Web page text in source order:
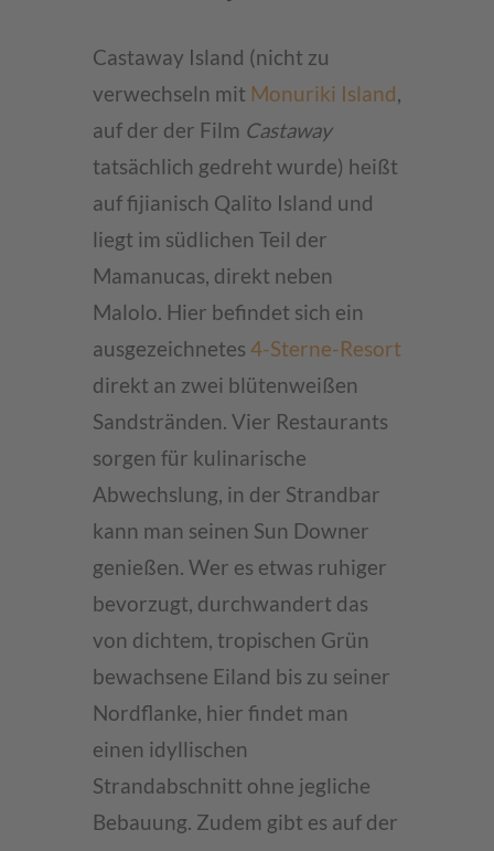
Castaway Island (nicht zu
verwechseln mit Monuriki Island,
auf der der Film Castaway
tatsächlich gedreht wurde) heißt
auf fijianisch Qalito Island und
liegt im südlichen Teil der
Mamanucas, direkt neben
Malolo. Hier befindet sich ein
ausgezeichnetes 4-Sterne-Resort
direkt an zwei blütenweißen
Sandstränden. Vier Restaurants
sorgen für kulinarische
Abwechslung, in der Strandbar
kann man seinen Sun Downer
genießen. Wer es etwas ruhiger
bevorzugt, durchwandert das
von dichtem, tropischen Grün
bewachsene Eiland bis zu seiner
Nordflanke, hier findet man
einen idyllischen
Strandabschnitt ohne jegliche
Bebauung. Zudem gibt es auf der